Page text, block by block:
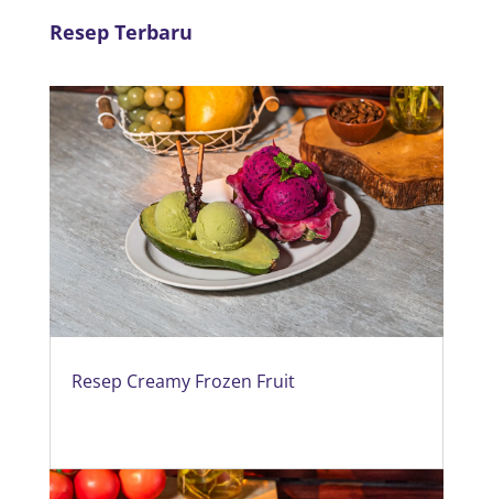
Resep Terbaru
Resep Creamy Frozen Fruit